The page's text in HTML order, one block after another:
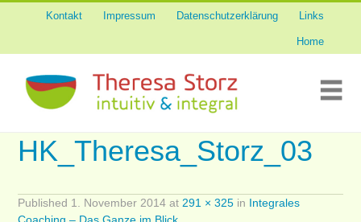
Links
Datenschutzerklärung
Impressum
Kontakt
Home
Über mich
Sinnespflege
Integrales Coaching
HK_Theresa_Storz_03
Published 1. November 2014 at291 × 325 in Integrales